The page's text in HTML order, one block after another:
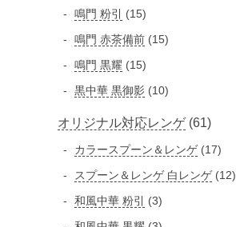
品
の
商
品
個
商
品
鳴門 粉引 151
5
の
商
鳴門 赤茶備前 151
の
商
鳴門 黒耀 151
5
の
商
黒中華 黒御影 101
個
の
商
オリジナル対応レンゲ 616
1
カラースプーン＆レンゲ 171
7
スプーン＆レンゲ 白レンゲ 121
和風中華 粉引 33
個